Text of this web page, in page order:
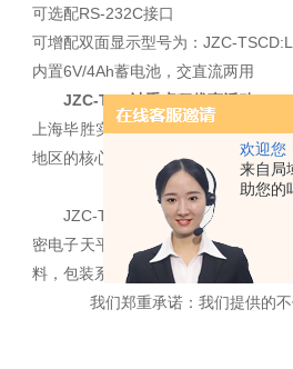
欢迎您
来自局
助您的
可选配RS-232C接口
可增配双面显示型号为：JZC-
内置6V/4Ah蓄电池，交直流两用
JZC-TSC计重桌秤优惠活动
上海毕胜实业有限公司是一家集科
地区的核心分销商。成立于2003年，
JZC-TSC计重桌秤*我们的产品
密电子天平，控制仪表，称重显示器
料，包装系统工程，称重模块及
我们郑重承诺：我们提供的不